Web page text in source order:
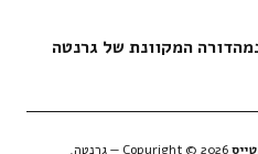
המקוונת של גרנטה
Copyright © 2026 — גְרַנְטָה.